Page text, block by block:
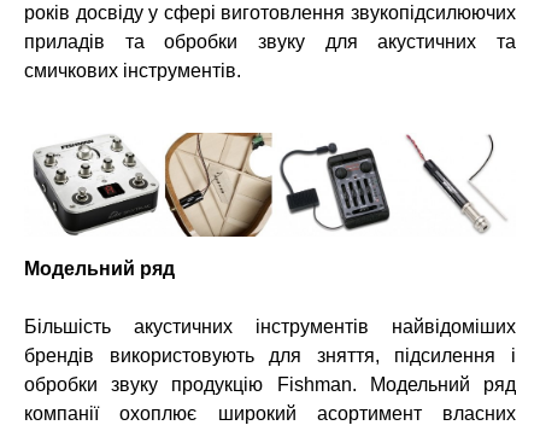
років досвіду у сфері виготовлення звукопідсилюючих
приладів та обробки звуку для акустичних та
смичкових інструментів.
Модельний ряд
Більшість акустичних інструментів найвідоміших
брендів використовують для зняття, підсилення і
обробки звуку продукцію Fishman. Модельний ряд
компанії охоплює широкий асортимент власних